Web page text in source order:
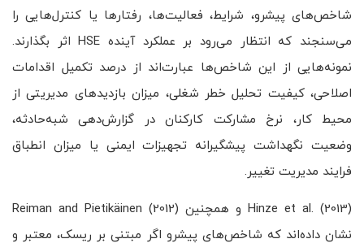
شاخص‌های پیشرو، شرایط، فعالیت‌ها، رفتارها یا کنترل‌هایی را
می‌سنجند که انتظار می‌رود بر عملکرد آینده HSE اثر بگذارند.
نمونه‌هایی از این شاخص‌ها عبارت‌اند از درصد تکمیل اقدامات
اصلاحی، کیفیت تحلیل خطر شغلی، میزان بازدیدهای مدیریتی از
محیط کار، نرخ مشارکت کارکنان در گزارش‌دهی شبه‌حادثه،
وضعیت نگهداشت پیشگیرانه تجهیزات ایمنی یا میزان انطباق
فرایند مدیریت تغییر.
Hinze et al. (2013) و همچنین Reiman and Pietikäinen (2012)
نشان داده‌اند که شاخص‌های پیشرو اگر مبتنی بر ریسک، معتبر و